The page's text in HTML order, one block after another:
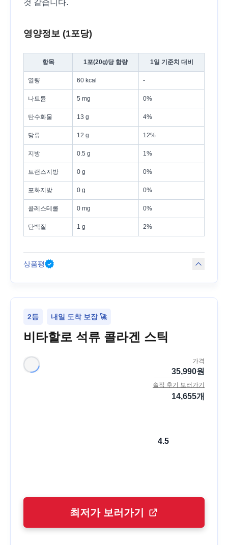
것 같습니다.
영양정보 (1포당)
항목 1포(20g)당 함량 1일 기준치 대비
열량 60 kcal -
나트륨 5 mg 0%
탄수화물 13 g 4%
당류 12 g 12%
지방 0.5 g 1%
트랜스지방 0 g 0%
포화지방 0 g 0%
콜레스테롤 0 mg 0%
단백질 1 g 2%
상품평
2등 내일 도착 보장 🚀
비타할로 석류 콜라겐 스틱
가격
35,990원
솔직 후기 보러가기
14,655개
4.5
최저가 보러가기